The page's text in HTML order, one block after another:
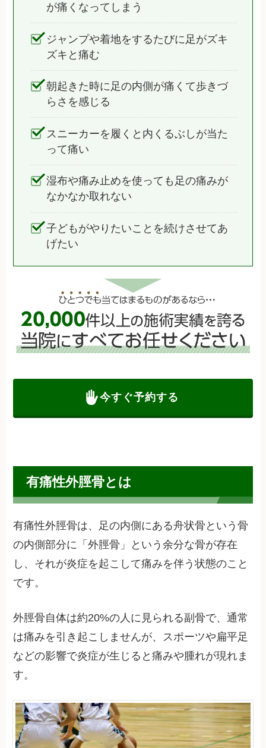
が痛くなってしまう
ジャンプや着地をするたびに足がズキ
ズキと痛む
朝起きた時に足の内側が痛くて歩きづ
らさを感じる
スニーカーを履くと内くるぶしが当た
って痛い
湿布や痛み止めを使っても足の痛みが
なかなか取れない
子どもがやりたいことを続けさせてあ
げたい
今すぐ予約する
有痛性外脛骨とは
有痛性外脛骨は、足の内側にある舟状骨という骨
の内側部分に「外脛骨」という余分な骨が存在
し、それが炎症を起こして痛みを伴う状態のこと
です。
外脛骨自体は約20%の人に見られる副骨で、通常
は痛みを引き起こしませんが、スポーツや扁平足
などの影響で炎症が生じると痛みや腫れが現れま
す。